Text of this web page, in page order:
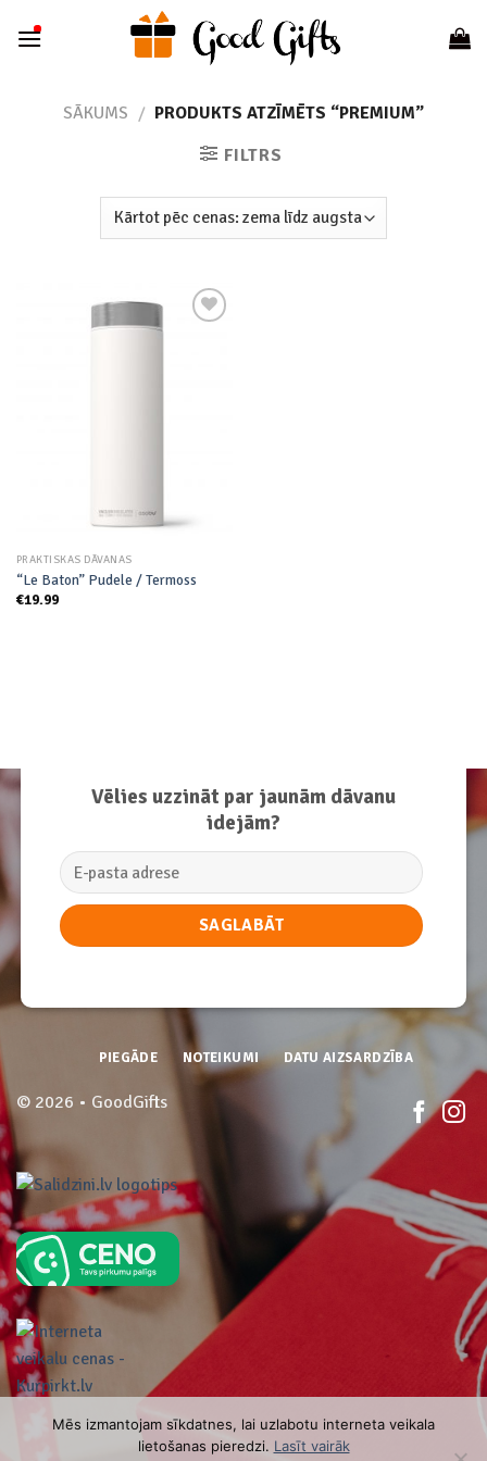
SĀKUMS / PRODUKTS ATZĪMĒTS “PREMIUM”
FILTRS
PRAKTISKAS DĀVANAS
“Le Baton” Pudele / Termoss
€19.99
Vēlies uzzināt par jaunām dāvanu
idejām?
© 2026 • GoodGifts
PIEGĀDE NOTEIKUMI DATU AIZSARDZĪBA
Mēs izmantojam sīkdatnes, lai uzlabotu interneta veikala
lietošanas pieredzi. Lasīt vairāk